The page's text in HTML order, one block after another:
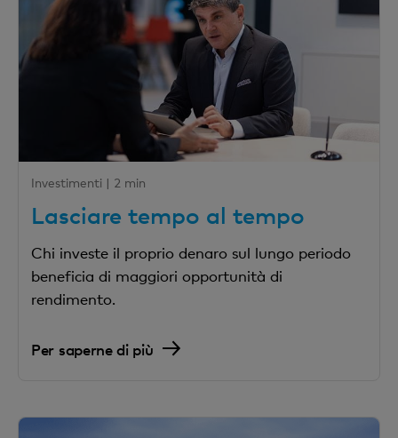
Investimenti | 2 min
Lasciare tempo al tempo
Chi investe il proprio denaro sul lungo periodo
beneficia di maggiori opportunità di
rendimento.
Per saperne di più